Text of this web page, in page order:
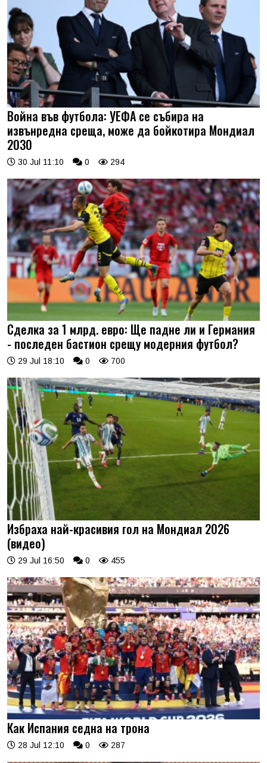
Война във футбола: УЕФА се събира на
извънредна среща, може да бойкотира Мондиал
2030
30 Jul 11:10 0 294
Сделка за 1 млрд. евро: Ще падне ли и Германия
- последен бастион срещу модерния футбол?
29 Jul 18:10 0 700
Избраха най-красивия гол на Мондиал 2026
(видео)
29 Jul 16:50 0 455
Как Испания седна на трона
28 Jul 12:10 0 287